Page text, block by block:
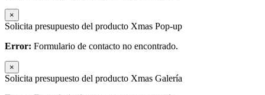
×
Solicita presupuesto del producto Xmas Pop-up
Error: Formulario de contacto no encontrado.
×
Solicita presupuesto del producto Xmas Galería